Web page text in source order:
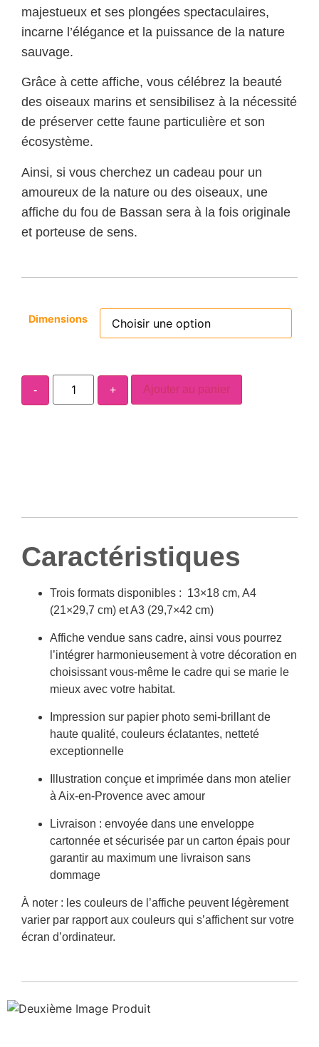
majestueux et ses plongées spectaculaires,
incarne l’élégance et la puissance de la nature
sauvage.
Grâce à cette affiche, vous célébrez la beauté
des oiseaux marins et sensibilisez à la nécessité
de préserver cette faune particulière et son
écosystème.
Ainsi, si vous cherchez un cadeau pour un
amoureux de la nature ou des oiseaux, une
affiche du fou de Bassan sera à la fois originale
et porteuse de sens.
Dimensions
- + Ajouter au panier
Caractéristiques
Trois formats disponibles : 13×18 cm, A4
(21×29,7 cm) et A3 (29,7×42 cm)
Affiche vendue sans cadre, ainsi vous pourrez
l’intégrer harmonieusement à votre décoration en
choisissant vous-même le cadre qui se marie le
mieux avec votre habitat.
Impression sur papier photo semi-brillant de
haute qualité, couleurs éclatantes, netteté
exceptionnelle
Illustration conçue et imprimée dans mon atelier
à Aix-en-Provence avec amour
Livraison : envoyée dans une enveloppe
cartonnée et sécurisée par un carton épais pour
garantir au maximum une livraison sans
dommage
À noter : les couleurs de l’affiche peuvent légèrement
varier par rapport aux couleurs qui s’affichent sur votre
écran d’ordinateur.